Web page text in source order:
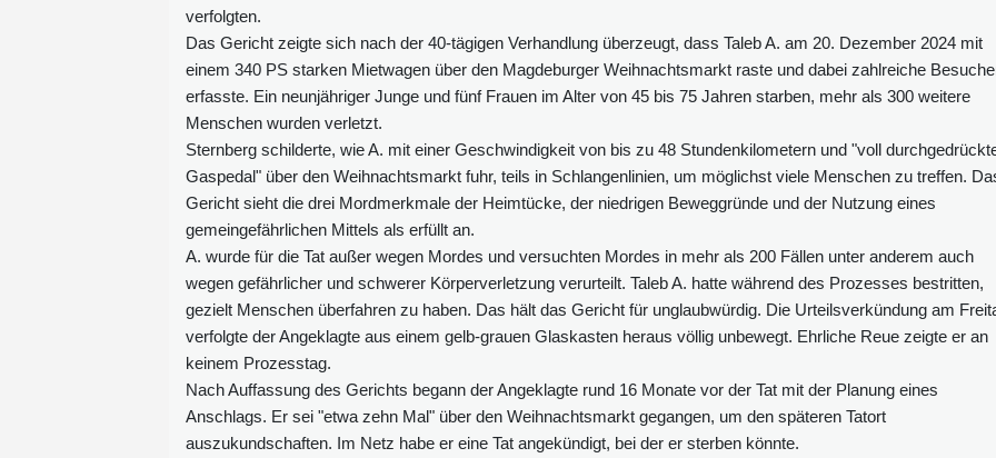
verfolgten.
Das Gericht zeigte sich nach der 40-tägigen Verhandlung überzeugt, dass Taleb A. am 20. Dezember 2024 mit
einem 340 PS starken Mietwagen über den Magdeburger Weihnachtsmarkt raste und dabei zahlreiche
erfasste. Ein neunjähriger Junge und fünf Frauen im Alter von 45 bis 75 Jahren starben, mehr als 300 weitere
Menschen wurden verletzt.
Sternberg schilderte, wie A. mit einer Geschwindigkeit von bis zu 48 Stundenkilometern und "voll
Gaspedal" über den Weihnachtsmarkt fuhr, teils in Schlangenlinien, um möglichst viele Menschen zu treffen.
Gericht sieht die drei Mordmerkmale der Heimtücke, der niedrigen Beweggründe und der Nutzung eines
gemeingefährlichen Mittels als erfüllt an.
A. wurde für die Tat außer wegen Mordes und versuchten Mordes in mehr als 200 Fällen unter anderem auch
wegen gefährlicher und schwerer Körperverletzung verurteilt. Taleb A. hatte während des Prozesses bestritten,
gezielt Menschen überfahren zu haben. Das hält das Gericht für unglaubwürdig. Die Urteilsverkündung am
verfolgte der Angeklagte aus einem gelb-grauen Glaskasten heraus völlig unbewegt. Ehrliche Reue zeigte er an
keinem Prozesstag.
Nach Auffassung des Gerichts begann der Angeklagte rund 16 Monate vor der Tat mit der Planung eines
Anschlags. Er sei "etwa zehn Mal" über den Weihnachtsmarkt gegangen, um den späteren Tatort
auszukundschaften. Im Netz habe er eine Tat angekündigt, bei der er sterben könnte.